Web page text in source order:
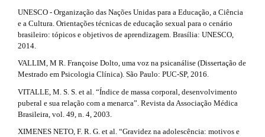
UNESCO - Organização das Nações Unidas para a Educação, a Ciência
e a Cultura. Orientações técnicas de educação sexual para o cenário
brasileiro: tópicos e objetivos de aprendizagem. Brasília: UNESCO,
2014.
VALLIM, M R. Françoise Dolto, uma voz na psicanálise (Dissertação de
Mestrado em Psicologia Clínica). São Paulo: PUC-SP, 2016.
VITALLE, M. S. S. et al. “Índice de massa corporal, desenvolvimento
puberal e sua relação com a menarca”. Revista da Associação Médica
Brasileira, vol. 49, n. 4, 2003.
XIMENES NETO, F. R. G. et al. “Gravidez na adolescência: motivos e